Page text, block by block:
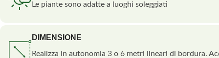
Le piante sono adatte a luoghi soleggiati
DIMENSIONE
Realizza in autonomia 3 o 6 metri lineari di bordura.